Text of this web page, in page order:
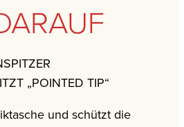
„POINTED TIP“
und schützt die